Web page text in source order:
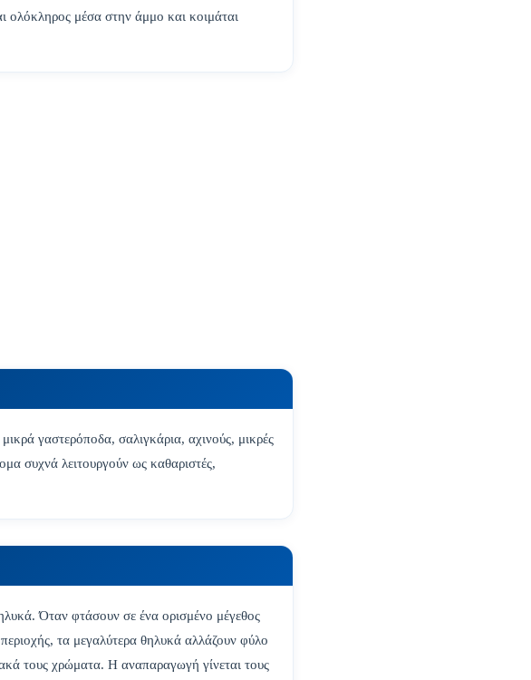
ολόκληρος μέσα στην άμμο και κοιμάται
γαστερόποδα, σαλιγκάρια, αχινούς, μικρές
συχνά λειτουργούν ως καθαριστές,
Όταν φτάσουν σε ένα ορισμένο μέγεθος
τα μεγαλύτερα θηλυκά αλλάζουν φύλο
τους χρώματα. Η αναπαραγωγή γίνεται τους